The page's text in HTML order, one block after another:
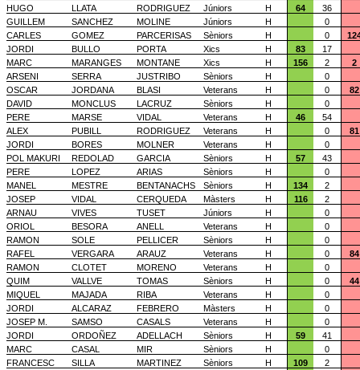
HUGO
LLATA RODRIGUEZ Júniors H 64
36
GUILLEM
SANCHEZ MOLINE Júniors H
0
CARLES
GOMEZ PARCERISAS Sèniors H 0
JORDI
BULLO PORTA Xics H 83
17
MARC
MARANGES MONTANE Xics H 156 2
2
ARSENI
SERRA JUSTRIBO Sèniors H
0
OSCAR
JORDANA BLASI Veterans H 0
82
DAVID
MONCLUS LACRUZ Sèniors H
0
PERE
MARSE VIDAL Veterans H 46
54
ALEX
PUBILL RODRIGUEZ Veterans H 0
81
JORDI
BORES MOLNER Veterans H
0
POL MAKURI
REDOLAD GARCIA Sèniors H 57
43
PERE
LOPEZ ARIAS Sèniors H
0
MANEL
MESTRE BENTANACHS Sèniors H 134
2
JOSEP
VIDAL CERQUEDA Màsters H 116
2
ARNAU
VIVES TUSET Júniors H
0
ORIOL
BESORA ANELL Veterans H
0
RAMON
SOLE PELLICER Sèniors H
0
RAFEL
VERGARA ARAUZ Veterans H 0
84
RAMON
CLOTET MORENO Veterans H
0
QUIM
VALLVE TOMAS Sèniors H 0
44
MIQUEL
MAJADA RIBA Veterans H
0
JORDI
ALCARAZ FEBRERO Màsters H
0
JOSEP M.
SAMSO CASALS Veterans H
0
JORDI
ORDOÑEZ ADELLACH Sèniors H 59
41
MARC
CASAL MIR Sèniors H
0
FRANCESC
SILLA MARTINEZ Sèniors H 109
2